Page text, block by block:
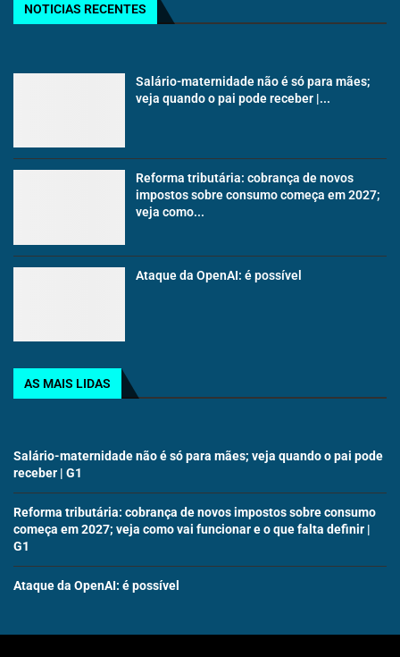
NOTICIAS RECENTES
Salário-maternidade não é só para mães;
veja quando o pai pode receber |...
Reforma tributária: cobrança de novos
impostos sobre consumo começa em 2027;
veja como...
Ataque da OpenAI: é possível
AS MAIS LIDAS
Salário-maternidade não é só para mães; veja quando o pai pode
receber | G1
Reforma tributária: cobrança de novos impostos sobre consumo
começa em 2027; veja como vai funcionar e o que falta definir |
G1
Ataque da OpenAI: é possível